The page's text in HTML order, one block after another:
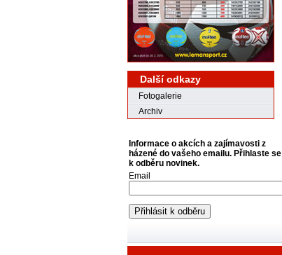
Další odkazy
Fotogalerie
Archiv
Informace o akcích a zajímavosti z
házené do vašeho emailu. Přihlaste se
k odběru novinek.
Email